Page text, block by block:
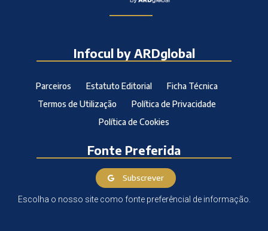
Infocul by ARDglobal
Parceiros Estatuto Editorial
Ficha Técnica
Termos de Utilização
Política de Privacidade
Política de Cookies
Fonte Preferida
Subscrever
Escolha o nosso site como fonte preferêncial de informação.